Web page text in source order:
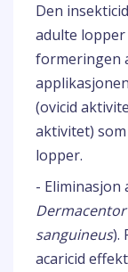
Den
adulte
formeringen
(ovicid
aktivitet)
lopper.
- Eliminasjon
sanguineus).
acaricid